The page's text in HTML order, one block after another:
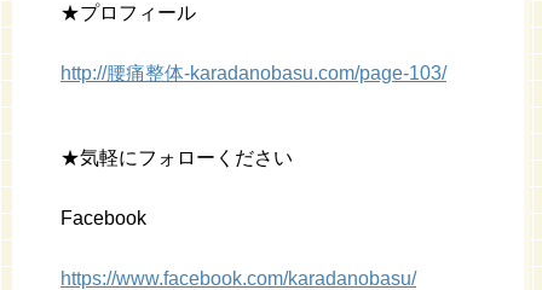
★プロフィール
http://腰痛整体-karadanobasu.com/page-103/
★気軽にフォローください
Facebook
https://www.facebook.com/karadanobasu/